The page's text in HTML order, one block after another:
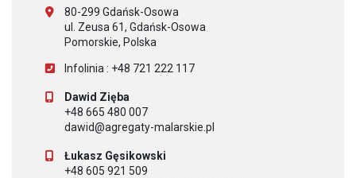
80-299 Gdańsk-Osowa
ul. Zeusa 61, Gdańsk-Osowa
Pomorskie, Polska
Infolinia : +48 721 222 117
Dawid Zięba
+48 665 480 007
dawid@agregaty-malarskie.pl
Łukasz Gęsikowski
+48 605 921 509